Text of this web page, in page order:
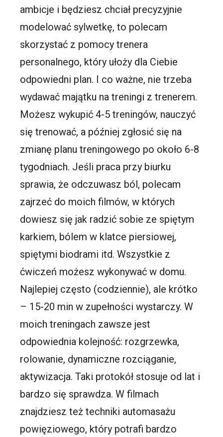
ambicje i będziesz chciał precyzyjnie
modelować sylwetkę, to polecam
skorzystać z pomocy trenera
personalnego, który ułoży dla Ciebie
odpowiedni plan. I co ważne, nie trzeba
wydawać majątku na treningi z trenerem.
Możesz wykupić 4-5 treningów, nauczyć
się trenować, a później zgłosić się na
zmianę planu treningowego po około 6-8
tygodniach. Jeśli praca przy biurku
sprawia, że odczuwasz ból, polecam
zajrzeć do moich filmów, w których
dowiesz się jak radzić sobie ze spiętym
karkiem, bólem w klatce piersiowej,
spiętymi biodrami itd. Wszystkie z
ćwiczeń możesz wykonywać w domu.
Najlepiej często (codziennie), ale krótko
– 15-20 min w zupełności wystarczy. W
moich treningach zawsze jest
odpowiednia kolejność: rozgrzewka,
rolowanie, dynamiczne rozciąganie,
aktywizacja. Taki protokół stosuje od lat i
bardzo się sprawdza. W filmach
znajdziesz też techniki automasażu
powięziowego, który potrafi bardzo